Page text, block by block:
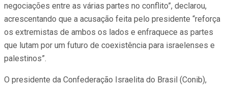
negociações entre as várias partes no conflito”, declarou,
acrescentando que a acusação feita pelo presidente “reforça
os extremistas de ambos os lados e enfraquece as partes
que lutam por um futuro de coexistência para israelenses e
palestinos”.
O presidente da Confederação Israelita do Brasil (Conib),